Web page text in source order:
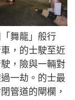
舞龍」般行
，的士駛至近
，險與一輛對
一劫。的士最
管道的閘欄，